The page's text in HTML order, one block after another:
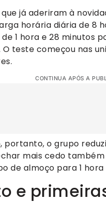
que já aderiram à
horária diária de 8
1 hora e 28 minutos
teste começou nas
CONTINUA APÓS A
portanto, o grupo
mais cedo
de almoço para 1 hora
e